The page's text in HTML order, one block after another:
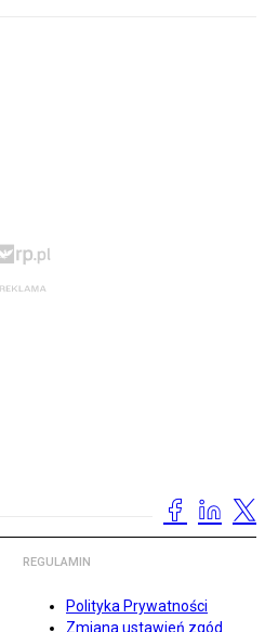
REGULAMIN
Polityka Prywatności
Zmiana ustawień zgód